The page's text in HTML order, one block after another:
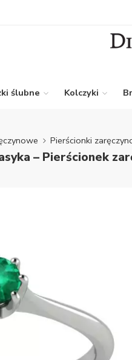
ślubne Kolczyki
Pierścionki
– Pierścionek